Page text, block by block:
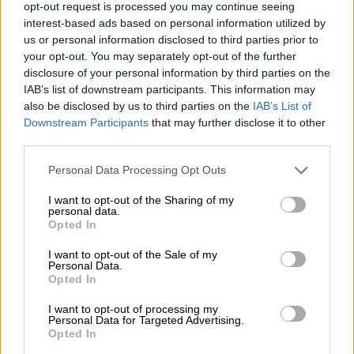
opt-out request is processed you may continue seeing
interest-based ads based on personal information utilized by
us or personal information disclosed to third parties prior to
your opt-out. You may separately opt-out of the further
disclosure of your personal information by third parties on the
IAB’s list of downstream participants. This information may
also be disclosed by us to third parties on the IAB’s List of
Downstream Participants that may further disclose it to other
Personal Data Processing Opt Outs
I want to opt-out of the Sharing of my
personal data.
Opted In
I want to opt-out of the Sale of my
Personal Data.
Opted In
I want to opt-out of processing my
Personal Data for Targeted Advertising.
Opted In
derechapara conseguir las migajas de alguna
alcaldía o entrar en uno o dos gobiernos
regionales "de subalterno del partido
popular"-como dice el socialistaJose Luis
Abalos- partido al que pretende arrebatar,
además, el liderazgo de la derecha.
Entre tanto, el tiempo corre y según ha dejado
ha de estar preparado para la cumbre del 20
de constitución nuevo Parlamento Europeo"
que ha de elegir a su órgano de gobierno.
avanzada las negociacionespara colocar a
sus candidatos en los órganos de Gobierno. El
Antonio Costa en Portugal, así como el de
Macron en Francia, refortalece la alianza
socialdemócrata liberal que está ganando poder